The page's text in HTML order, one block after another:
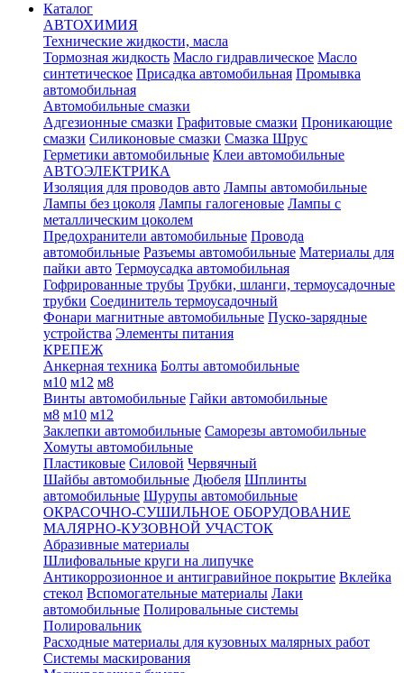
Каталог
АВТОХИМИЯ
Технические жидкости, масла
Тормозная жидкость Масло гидравлическое Масло
синтетическое Присадка автомобильная Промывка
автомобильная
Автомобильные смазки
Адгезионные смазки Графитовые смазки Проникающие
смазки Силиконовые смазки Смазка Шрус
Герметики автомобильные Клеи автомобильные
АВТОЭЛЕКТРИКА
Изоляция для проводов авто Лампы автомобильные
Лампы без цоколя Лампы галогеновые Лампы с
металлическим цоколем
Предохранители автомобильные Провода
автомобильные Разъемы автомобильные Материалы для
пайки авто Термоусадка автомобильная
Гофрированные трубы Трубки, шланги, термоусадочные
трубки Соединитель термоусадочный
Фонари магнитные автомобильные Пуско-зарядные
устройства Элементы питания
КРЕПЕЖ
Анкерная техника Болты автомобильные
м10 м12 м8
Винты автомобильные Гайки автомобильные
м8 м10 м12
Заклепки автомобильные Саморезы автомобильные
Хомуты автомобильные
Пластиковые Силовой Червячный
Шайбы автомобильные Дюбеля Шплинты
автомобильные Шурупы автомобильные
ОКРАСОЧНО-СУШИЛЬНОЕ ОБОРУДОВАНИЕ
МАЛЯРНО-КУЗОВНОЙ УЧАСТОК
Абразивные материалы
Шлифовальные круги на липучке
Антикоррозионное и антигравийное покрытие Вклейка
стекол Вспомогательные материалы Лаки
автомобильные Полировальные системы
Полировальник
Расходные материалы для кузовных малярных работ
Системы маскирования